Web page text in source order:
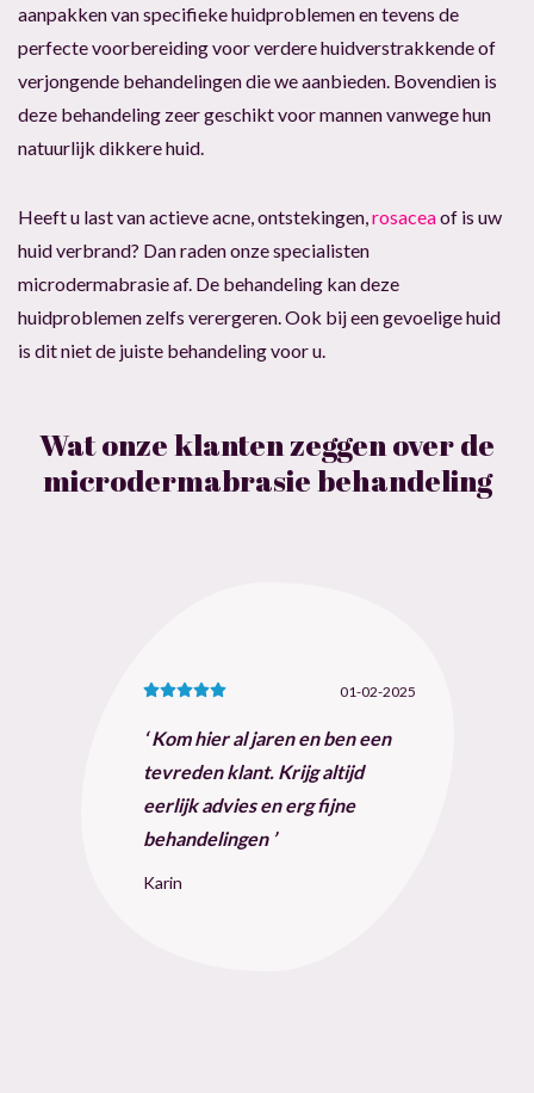
aanpakken van specifieke huidproblemen en tevens de
perfecte voorbereiding voor verdere huidverstrakkende of
verjongende behandelingen die we aanbieden. Bovendien is
deze behandeling zeer geschikt voor mannen vanwege hun
natuurlijk dikkere huid.
Heeft u last van actieve acne, ontstekingen, rosaceaof is uw
huid verbrand? Dan raden onze specialisten
microdermabrasie af. De behandeling kan deze
huidproblemen zelfs verergeren. Ook bij een gevoelige huid
is dit niet de juiste behandeling voor u.
Wat onze klanten zeggen over de
microdermabrasie behandeling
Kom hier al jaren en ben een
tevreden klant. Krijg altijd
eerlijk advies en erg fijne
behandelingen
Karin
01-02-2025